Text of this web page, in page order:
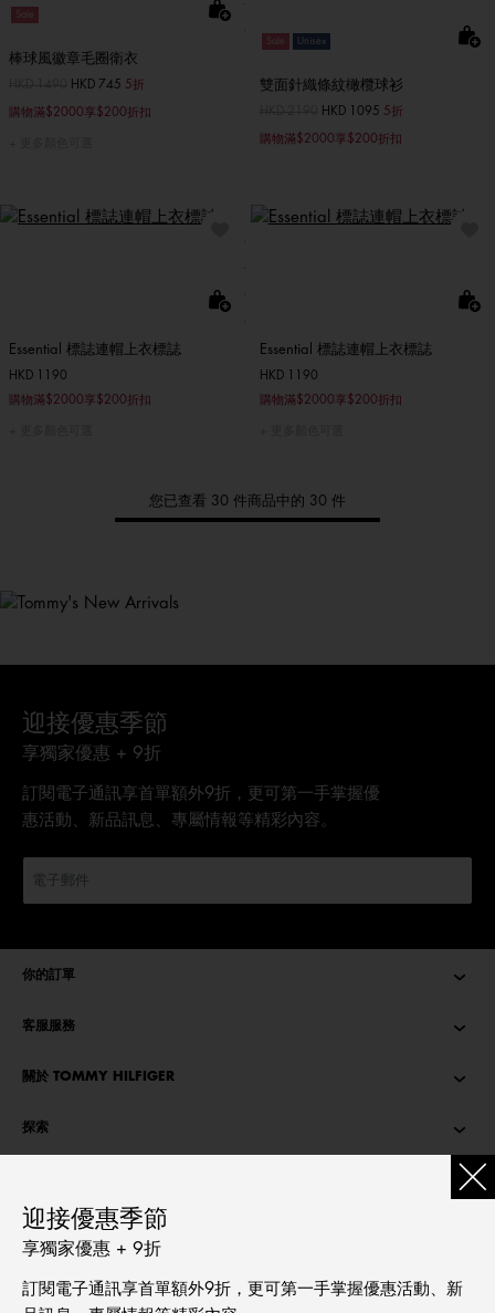
Sale
棒球風徽章毛圈衛衣
至HKD 745 5折
購物滿$2000享$200折扣
Sale Unisex
雙面針織條紋橄欖球衫
至HKD 1095 5折
購物滿$2000享$200折扣
Essential 標誌連帽上衣標誌
HKD 1190
購物滿$2000享$200折扣
Essential 標誌連帽上衣標誌
HKD 1190
購物滿$2000享$200折扣
您已查看 30 件商品中的 30 件
迎接優惠季節
享獨家優惠 + 9折
訂閱電子通訊享首單額外9折，更可第一手掌握優
惠活動、新品訊息、專屬情報等精彩內容。
你的訂單
客服服務
關於 TOMMY HILFIGER
探索
語言
English
迎接優惠季節
享獨家優惠 + 9折
訂閱電子通訊享首單額外9折，更可第一手掌握優惠活動、新